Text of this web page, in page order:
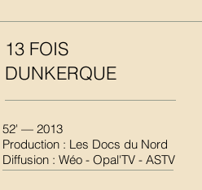
13 FOIS
DUNKERQUE
52' — 2013
Production : Les Docs du Nord
Diffusion : Wéo - Opal'TV - ASTV